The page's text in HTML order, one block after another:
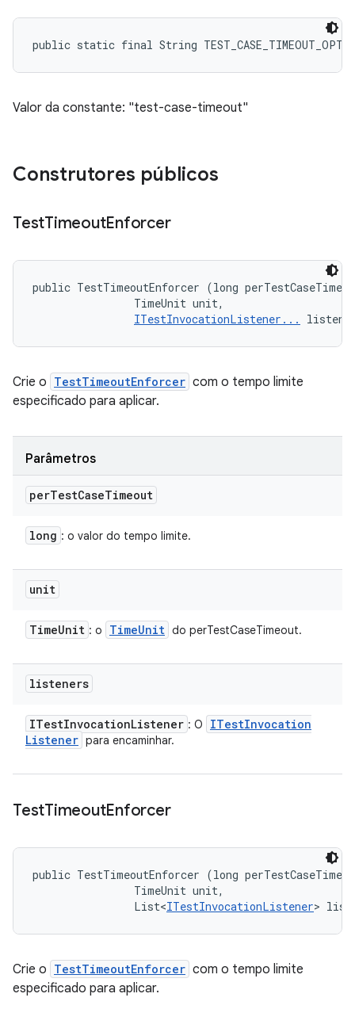
public static final String
Valor da constante: "test-case-timeout"
Construtores públicos
TestTimeoutEnforcer
public TestTimeoutEnforcer (long
                TimeUnit unit,
ITestInvocationListener...
Crie o TestTimeoutEnforcer com o tempo limite
especificado para aplicar.
Parâmetros
perTestCaseTimeout
long : o valor do tempo limite.
unit
TimeUnit : o TimeUnit do perTestCaseTimeout.
listeners
ITestInvocationListener : O ITestInvocation
Listener para encaminhar.
TestTimeoutEnforcer
public TestTimeoutEnforcer (long
                TimeUnit unit,
                List<
ITestInvocationListener>
Crie o TestTimeoutEnforcer com o tempo limite
especificado para aplicar.